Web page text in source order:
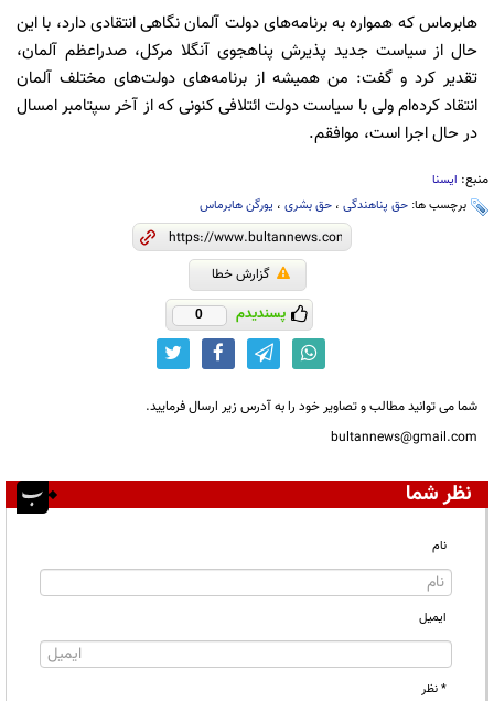
هابرماس که همواره به برنامه‌های دولت آلمان نگاهی انتقادی دارد، با این
حال از سیاست جدید پذیرش پناهجوی آنگلا مرکل، صدراعظم آلمان،
تقدیر کرد و گفت: من همیشه از برنامه‌های دولت‌های مختلف آلمان
انتقاد کرده‌ام ولی با سیاست دولت ائتلافی کنونی که از آخر سپتامبر امسال
در حال اجرا است، موافقم.
منبع: ایسنا
برچسب ها: حق پناهندگی ، حق بشری ، یورگن هابرماس
گزارش خطا
پسندیدم 0
شما می توانید مطالب و تصاویر خود را به آدرس زیر ارسال فرمایید.
bultannews@gmail.com
نظر شما
نام
ایمیل
* نظر